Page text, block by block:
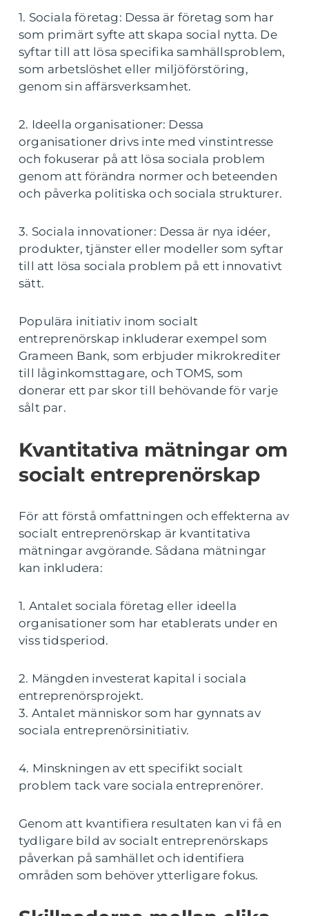
1. Sociala företag: Dessa är företag som har
som primärt syfte att skapa social nytta. De
syftar till att lösa specifika samhällsproblem,
som arbetslöshet eller miljöförstöring,
genom sin affärsverksamhet.
2. Ideella organisationer: Dessa
organisationer drivs inte med vinstintresse
och fokuserar på att lösa sociala problem
genom att förändra normer och beteenden
och påverka politiska och sociala strukturer.
3. Sociala innovationer: Dessa är nya idéer,
produkter, tjänster eller modeller som syftar
till att lösa sociala problem på ett innovativt
sätt.
Populära initiativ inom socialt
entreprenörskap inkluderar exempel som
Grameen Bank, som erbjuder mikrokrediter
till låginkomsttagare, och TOMS, som
donerar ett par skor till behövande för varje
sålt par.
Kvantitativa mätningar om
socialt entreprenörskap
För att förstå omfattningen och effekterna av
socialt entreprenörskap är kvantitativa
mätningar avgörande. Sådana mätningar
kan inkludera:
1. Antalet sociala företag eller ideella
organisationer som har etablerats under en
viss tidsperiod.
2. Mängden investerat kapital i sociala
entreprenörsprojekt.
3. Antalet människor som har gynnats av
sociala entreprenörsinitiativ.
4. Minskningen av ett specifikt socialt
problem tack vare sociala entreprenörer.
Genom att kvantifiera resultaten kan vi få en
tydligare bild av socialt entreprenörskaps
påverkan på samhället och identifiera
områden som behöver ytterligare fokus.